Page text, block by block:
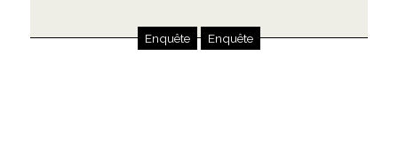
Enquête Enquête